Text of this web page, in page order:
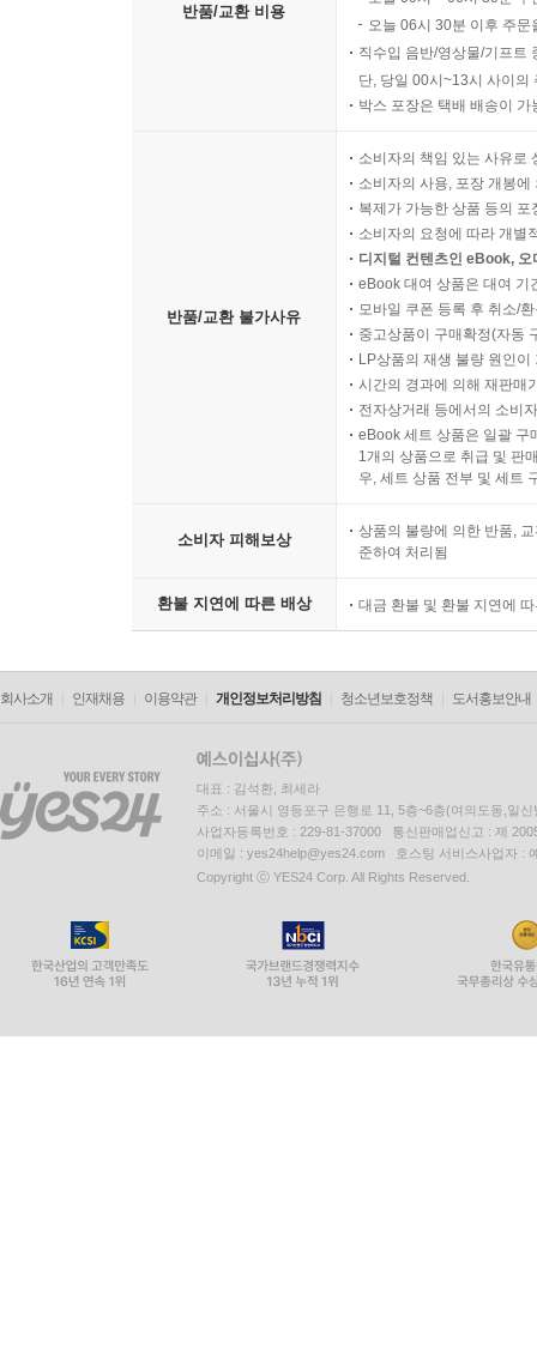
반품/교환 비용
오늘 06시 30분 이후 주
직수입 음반/영상물/기프트
단, 당일 00시~13시 사이의
박스 포장은 택배 배송이
반품/교환 불가사유
소비자의 책임 있는 사유로
소비자의 사용, 포장 개봉
복제가 가능한 상품 등의
소비자의 요청에 따라 개별
디지털 컨텐츠인 eBook,
eBook 대여 상품은 대여 기
모바일 쿠폰 등록 후 취소/
중고상품이 구매확정(자동
LP상품의 재생 불량 원인
시간의 경과에 의해 재판매
전자상거래 등에서의 소비
eBook 세트 상품은 일괄 구
1개의 상품으로 취급 및 판
우, 세트 상품 전부 및 세트
소비자 피해보상
상품의 불량에 의한 반품,
준하여 처리됨
환불 지연에 따른 배상 대금 환불 및 환불 지연에
회사소개 인재채용 이용약관 개인정보처리방침 청소년보호정책 도서홍보안내
대표 : 김석환, 최세라
주소 : 서울시 영등포구 은행로 11, 5층~6층(여의도동,일신
사업자등록번호 : 229-81-37000 통신판매업신고 : 제
이메일 : yes24help@yes24.com 호스팅 서비스사업자 :
Copyright ⓒ YES24 Corp. All Rights Reserved.